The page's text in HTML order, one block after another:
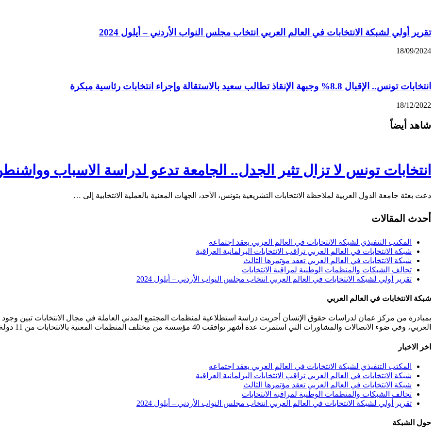
تقرير أولي لشبكة الانتخابات في العالم العربي انتخاب مجلس النواب الأردني – أيلول 2024
18/09/2024
انتخابات تونس.. الإقبال 8.8% وجبهة الإنقاذ تطالب سعيد بالاستقالة وإجراء انتخابات رئاسية مبكرة
18/12/2022
شاهد أيضاً
انتخابات تونس لا تزال تثير الجدل.. الجامعة تدعو لدراسة الاسباب
دعت بعثة جامعة الدول العربية لملاحظة الانتخابات التشريعية بتونس، الأحد، الجهات المعنية بالعملية الانتخابية إلى …
أحدث المقالات
المكتب التنفيذي لشبكة الانتخابات في العالم العربي يعقد اجتماعه
شبكة الانتخابات في العالم العربي تراقب الانتخابات البرلمانية العراقية
شبكة الانتخابات في العالم العربي تعقد مؤتمرها الثالث
تحالف الشبكات والمنظمات الوطنية لمراقبة الانتخابات
تقرير أولي لشبكة الانتخابات في العالم العربي انتخاب مجلس النواب الأردني – أيلول 2024
شبكة الانتخابات في العالم العربي
بمبادرة من مركز عمان لدراسات حقوق الإنسان أجريت دراسة استطلاعية لمنظمات المجتمع المدني العاملة في مجال الانتخابات تبين
العربي، وفي ضوء الاتصالات والمشاورات التي استمرت عدة أشهر توافقت 40 مؤسسة من مختلف المنظمات المعنية بالانتخابات من 11 دولة عربية على تأسيس هذه الشبكة.عمان في 11/6/2006
اخر الاخبار
المكتب التنفيذي لشبكة الانتخابات في العالم العربي يعقد اجتماعه
شبكة الانتخابات في العالم العربي تراقب الانتخابات البرلمانية العراقية
شبكة الانتخابات في العالم العربي تعقد مؤتمرها الثالث
تحالف الشبكات والمنظمات الوطنية لمراقبة الانتخابات
تقرير أولي لشبكة الانتخابات في العالم العربي انتخاب مجلس النواب الأردني – أيلول 2024
حول الشبكة